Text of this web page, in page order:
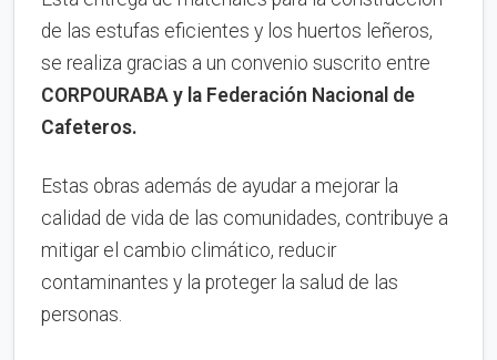
de las estufas eficientes y los huertos leñeros,
se realiza gracias a un convenio suscrito entre
CORPOURABA y la Federación Nacional de
Cafeteros.
Estas obras además de ayudar a mejorar la
calidad de vida de las comunidades, contribuye a
mitigar el cambio climático, reducir
contaminantes y la proteger la salud de las
personas.